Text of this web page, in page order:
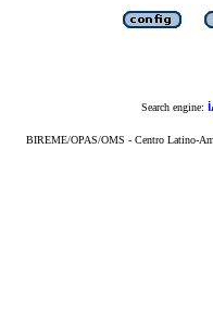
Search engine:
BIREME/OPAS/OMS - Centro Latino-